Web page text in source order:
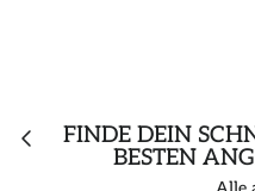
FINDE DEIN
BESTEN